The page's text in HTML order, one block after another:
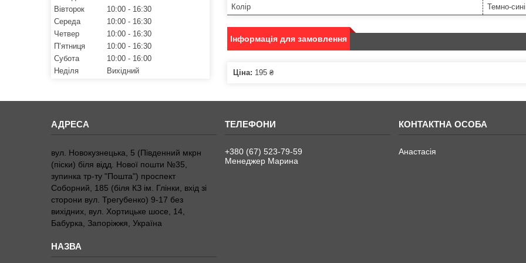
Колір Темно-
Інформація для замовлення
Ціна: 195 ₴
Вівторок
10:00
16:30
Середа
10:00
16:30
Четвер
10:00
16:30
Пʼятниця
10:00
16:30
Субота
10:00
16:00
Неділя
Вихідний
вул. Новокузнецька, 5 (Південний мкрн
(піски) біля відд. Нової пошти №35,
зупинка тр-ту "Пошта") проспект
Соборний, 185 (біля КЗ ім. Глінки, вхід зі
сторони вул. Трегубенко) 9-17 без
вихідних, вул. Хортицьке шосе, 14,
Бабурка, Запоріжжя, Україна
+380 (67) 523-79-59
Менеджер Марина
Анастасія